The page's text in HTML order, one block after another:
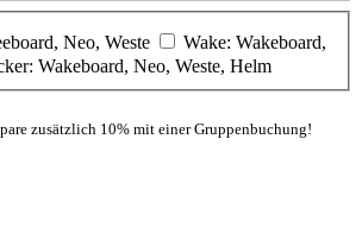
Neo, Weste
Wake: Wakeboard,
Wakeboard, Neo, Weste, Helm
zusätzlich 10% mit einer Gruppenbuchung!